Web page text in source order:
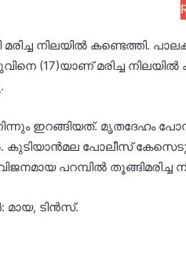
നിലയില്‍ കണ്ടെത്തി.
(17)യാണ് മരിച്ച
ഇറങ്ങിയത്. മൃതദേഹം
കുടിയാന്‍മല പോലീസ്
പറമ്പില്‍ തൂങ്ങിമരിച്ച
ടിന്‍സ്.